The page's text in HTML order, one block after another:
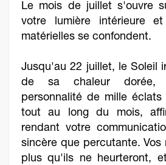
Le mois de juillet s'ouvre
votre lumière intérieure
matérielles se confondent.
Jusqu'au 22 juillet, le Soleil
de sa chaleur dorée,
personnalité de mille éclats
tout au long du mois,
rendant votre
sincère que percutante. Vos
plus qu'ils ne heurteront,